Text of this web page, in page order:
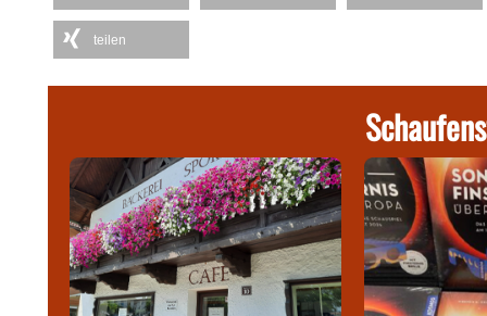
teilen